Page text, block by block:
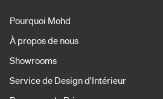
Pourquoi Mohd
À propos de nous
Showrooms
Service de Design d'Intérieur